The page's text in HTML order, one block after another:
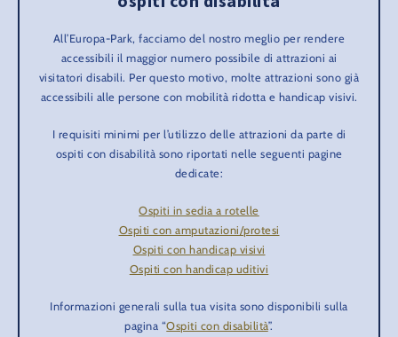
All’Europa-Park, facciamo del nostro meglio per rendere
accessibili il maggior numero possibile di attrazioni ai
visitatori disabili. Per questo motivo, molte attrazioni sono già
accessibili alle persone con mobilità ridotta e handicap visivi.
I requisiti minimi per l’utilizzo delle attrazioni da parte di
ospiti con disabilità sono riportati nelle seguenti pagine
dedicate:
Ospiti in sedia a rotelle
Ospiti con amputazioni/protesi
Ospiti con handicap visivi
Ospiti con handicap uditivi
Informazioni generali sulla tua visita sono disponibili sulla
pagina “Ospiti con disabilità”.